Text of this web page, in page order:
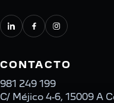
CONTACTO
981 249 199
C/ Méjico 4-6, 15009 A